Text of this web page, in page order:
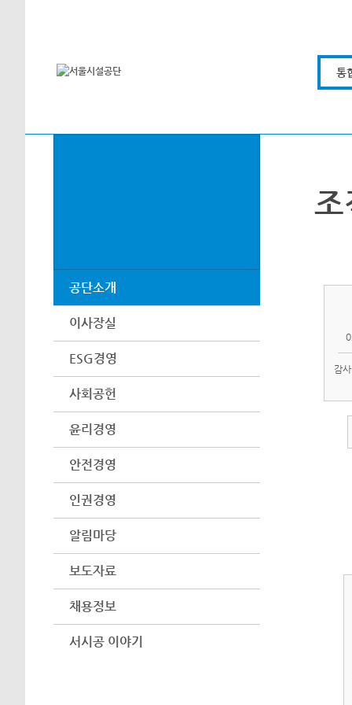
통
공단소개
이사장실
ESG경영
사회공헌
윤리경영
안전경영
인권경영
알림마당
보도자료
채용정보
서시공 이야기
조
감